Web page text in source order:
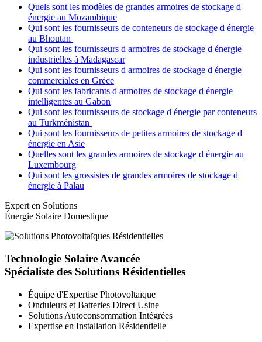
Quels sont les modèles de grandes armoires de stockage d
énergie au Mozambique
Qui sont les fournisseurs de conteneurs de stockage d énergie
au Bhoutan
Qui sont les fournisseurs d armoires de stockage d énergie
industrielles à Madagascar
Qui sont les fournisseurs d armoires de stockage d énergie
commerciales en Grèce
Qui sont les fabricants d armoires de stockage d énergie
intelligentes au Gabon
Qui sont les fournisseurs de stockage d énergie par conteneurs
au Turkménistan
Qui sont les fournisseurs de petites armoires de stockage d
énergie en Asie
Quelles sont les grandes armoires de stockage d énergie au
Luxembourg
Qui sont les grossistes de grandes armoires de stockage d
énergie à Palau
Expert en Solutions
Énergie Solaire Domestique
Technologie Solaire Avancée
Spécialiste des Solutions Résidentielles
Équipe d'Expertise Photovoltaïque
Onduleurs et Batteries Direct Usine
Solutions Autoconsommation Intégrées
Expertise en Installation Résidentielle